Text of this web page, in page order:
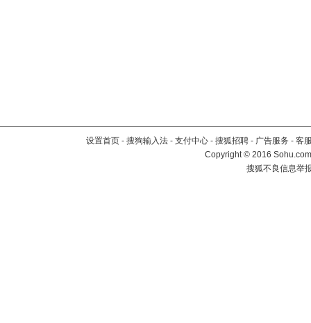
设置首页 - 搜狗输入法 - 支付中心 - 搜狐招聘 - 广告服务 - 客
Copyright©2016
搜狐不良信息举